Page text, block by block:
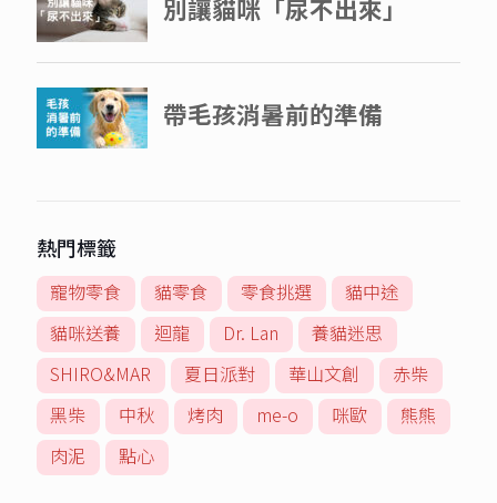
熱門標籤
寵物零食 貓零食 零食挑選
貓中途
貓咪送養
迴龍 Dr. Lan
養貓迷思
SHIRO&MAR
夏日派對 華山文創
赤柴
黑柴
中秋 烤肉 me-o 咪歐
熊熊
肉泥
點心